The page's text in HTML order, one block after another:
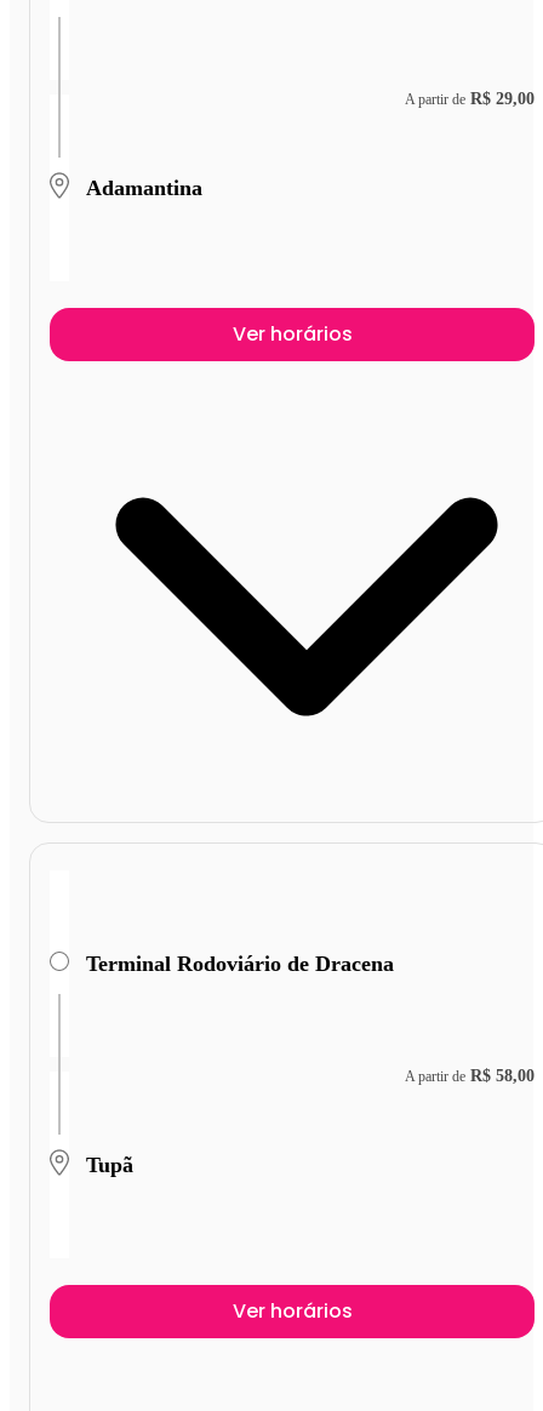
Adamantina
A partir de R$ 29,00
Ver horários
Terminal Rodoviário de Dracena
Tupã
A partir de R$ 58,00
Ver horários